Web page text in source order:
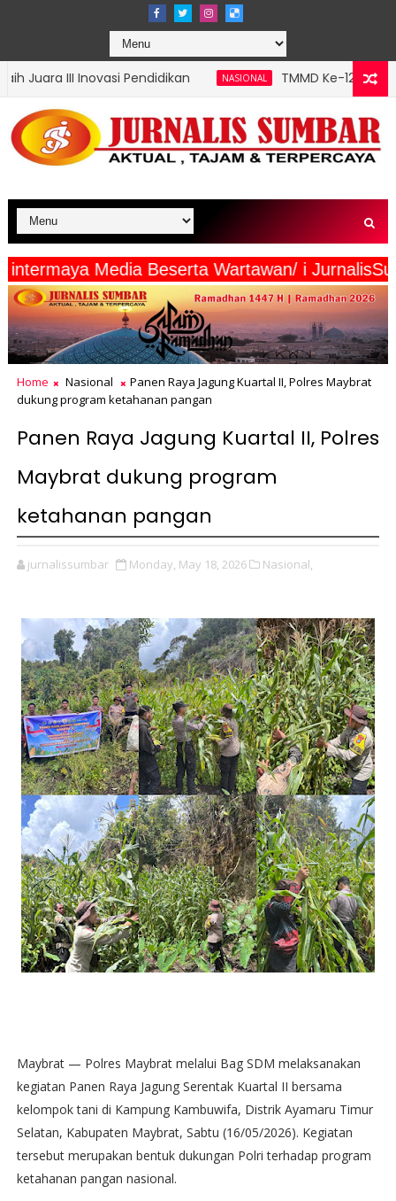
Pendidikan NASIONAL TMMD Ke-129 Tuntaskan
intermaya Media Beserta Wartawan/ i
Home Nasional
Panen Raya Jagung Kuartal II, Polres Maybrat
dukung program ketahanan pangan
Panen Raya Jagung Kuartal II, Polres
Maybrat dukung program
ketahanan pangan
jurnalissumbar Monday, May 18, 2026 Nasional,
Maybrat — Polres Maybrat melalui Bag SDM melaksanakan
kegiatan Panen Raya Jagung Serentak Kuartal II bersama
kelompok tani di Kampung Kambuwifa, Distrik Ayamaru Timur
Selatan, Kabupaten Maybrat, Sabtu (16/05/2026). Kegiatan
tersebut merupakan bentuk dukungan Polri terhadap program
ketahanan pangan nasional.